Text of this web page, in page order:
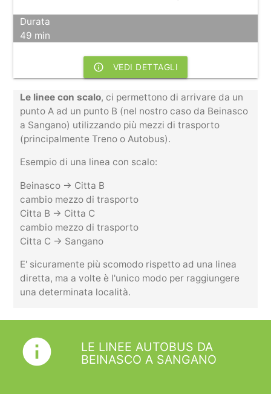
Durata
49 min
info_outline VEDI DETTAGLI
Le linee con scalo, ci permettono di arrivare da un
punto A ad un punto B (nel nostro caso da Beinasco
a Sangano) utilizzando più mezzi di trasporto
(principalmente Treno o Autobus).
Esempio di una linea con scalo:
Beinasco -> Citta B
cambio mezzo di trasporto
Citta B -> Citta C
cambio mezzo di trasporto
Citta C -> Sangano
E' sicuramente più scomodo rispetto ad una linea
diretta, ma a volte è l'unico modo per raggiungere
una determinata località.
info
LE LINEE AUTOBUS DA
BEINASCO A SANGANO